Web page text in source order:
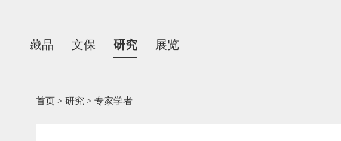
藏品 文保 研究 展览
首页 > 研究 > 专家学者